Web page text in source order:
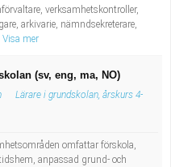
verksamhetskontroller,
arkivarie, nämndsekreterare,
Visa mer
(sv, eng, ma, NO)
Lärare i grundskolan, årskurs 4-
omfattar förskola,
anpassad grund- och